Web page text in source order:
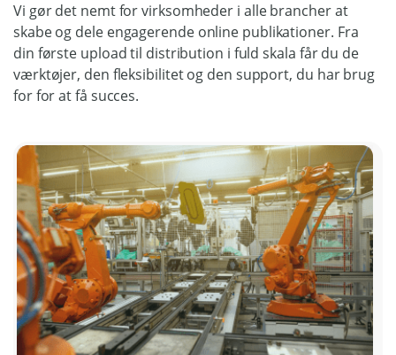
Vi gør det nemt for virksomheder i alle brancher at
skabe og dele engagerende online publikationer. Fra
din første upload til distribution i fuld skala får du de
værktøjer, den fleksibilitet og den support, du har brug
for for at få succes.